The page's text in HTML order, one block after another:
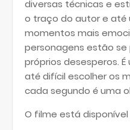
diversas técnicas e
o traço do autor e até
momentos mais
personagens estão
próprios desesperos.
até difícil escolher os
cada segundo é uma
O filme está